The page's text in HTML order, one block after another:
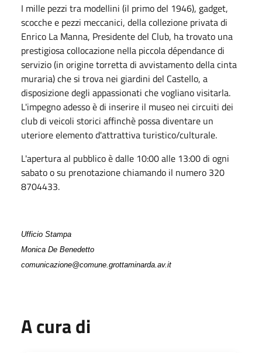
I mille pezzi tra modellini (il primo del 1946), gadget,
scocche e pezzi meccanici, della collezione privata di
Enrico La Manna, Presidente del Club, ha trovato una
prestigiosa collocazione nella piccola dépendance di
servizio (in origine torretta di avvistamento della cinta
muraria) che si trova nei giardini del Castello, a
disposizione degli appassionati che vogliano visitarla.
L'impegno adesso è di inserire il museo nei circuiti dei
club di veicoli storici affinchè possa diventare un
uteriore elemento d'attrattiva turistico/culturale.
L'apertura al pubblico è dalle 10:00 alle 13:00 di ogni
sabato o su prenotazione chiamando il numero 320
8704433.
Ufficio Stampa
Monica De Benedetto
comunicazione@comune.grottaminarda.av.it
A cura di